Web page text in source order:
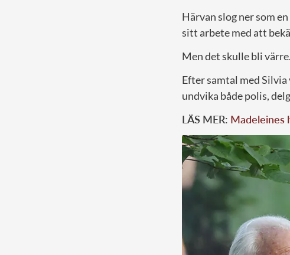
Härvan slog ner som
sitt arbete med att
Men det skulle bli värre.
Efter samtal med
undvika både polis,
LÄS MER: Madeleines